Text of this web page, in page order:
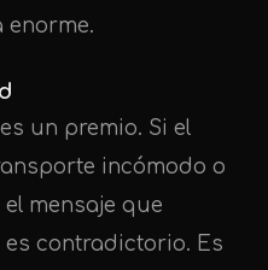
enorme.
un premio. Si el
incómodo o
mensaje que
es contradictorio. Es